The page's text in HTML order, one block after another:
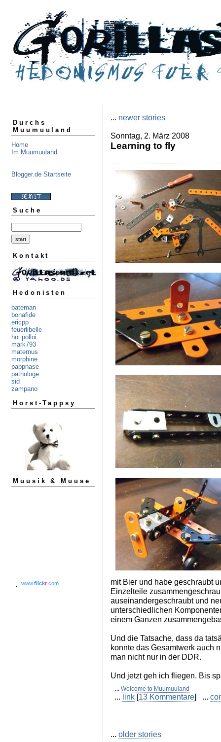
Durchs
Muumuuland
Home
Im Muumuuland
Blogger.de Startseite
Suche
Kontakt
Hedonisten
bateman
bonafide
ericpp
feuerlibelle
hoi polloi
mark793
maternus
morphine
pappnase
pathologe
sid
zampano
Horst-Tappsy
Muusik & Muuse
www.flickr.com
... newer stories
Sonntag, 2. März 2008
Learning to fly
mit Bier und habe geschraubt
Einzelteile
auseinandergeschraubt und
unterschiedlichen
einem Ganzen
Und die Tatsache, dass da
konnte das Gesamtwerk auch
man nicht nur in der DDR.
Und jetzt geh ich fliegen. Bis
... Welcome to Muumuuland
... link [13 Kommentare] ...
... older stories